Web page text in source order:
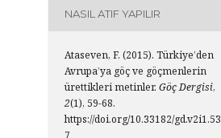
NASIL ATIF YAPILIR
Ataseven, F. (2015). Türkiye’den
Avrupa’ya göç ve göçmenlerin
ürettikleri metinler. Göç Dergisi,
2(1), 59-68.
https://doi.org/10.33182/gd.v2i1.53
7